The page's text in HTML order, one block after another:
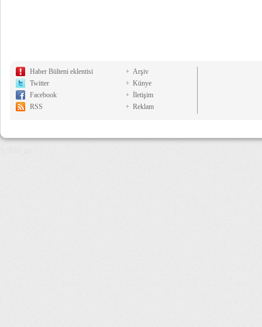
Haber Bülteni eklentisi
Twitter
Facebook
RSS
Arşiv
Künye
İletişim
Reklam